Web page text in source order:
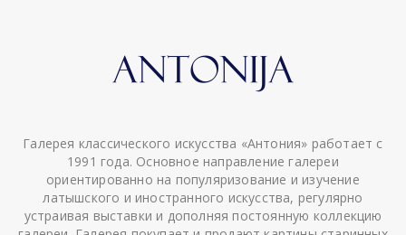
Галерея классического искусства «Антония» работает с
1991 года. Основное направление галереи
ориентированно на популяризование и изучение
латышского и иностранного искусства, регулярно
устраивая выставки и дополняя постоянную коллекцию